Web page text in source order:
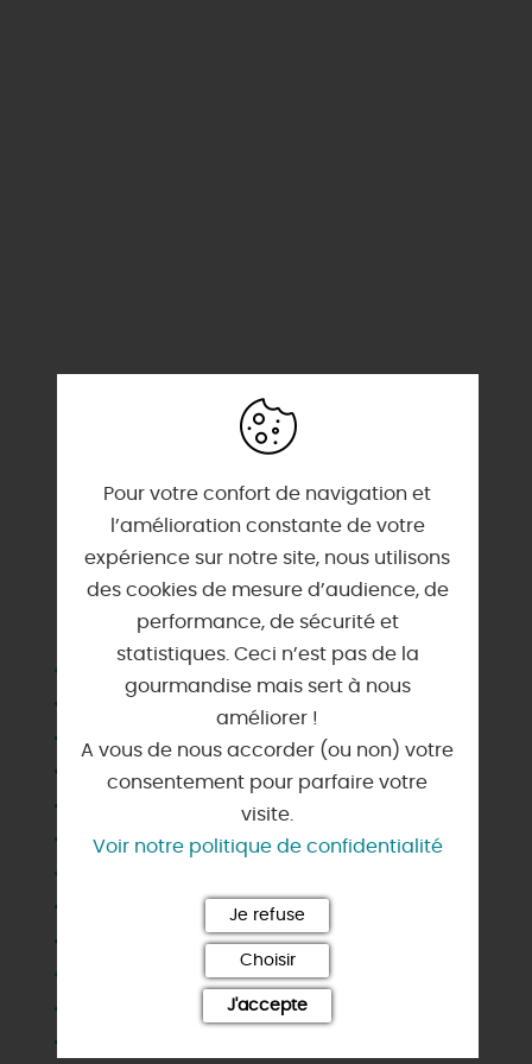
SERVICES & ÉQUIPEMENTS
A proximité propriétaire
Cafetière
Congélateur
Habitation indépendante
Jardin indépendant
Lave linge privatif
Pour votre confort de navigation et
l’amélioration constante de votre
expérience sur notre site, nous utilisons
des cookies de mesure d’audience, de
performance, de sécurité et
statistiques. Ceci n’est pas de la
gourmandise mais sert à nous
améliorer !
A vous de nous accorder (ou non) votre
consentement pour parfaire votre
visite.
Voir notre politique de confidentialité
Je refuse
Choisir
J'accepte